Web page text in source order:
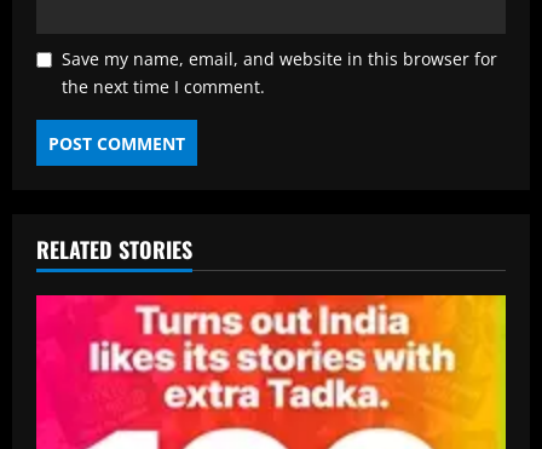
Save my name, email, and website in this browser for
the next time I comment.
RELATED STORIES